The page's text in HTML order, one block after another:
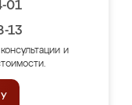
01
13
и